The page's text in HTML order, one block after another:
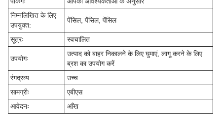
निम्नलिखित के लिए
उपयुक्त:
पेंसिल, पेंसिल, पेंसिल
सूत्रः स्वचालित
उपयोगः
उत्पाद को बाहर निकालने के लिए घुमाएं, लागू करने के लिए
ब्रश का उपयोग करें
रंगद्रव्य
उच्च
सामग्रीः
एबीएस
आवेदनः
आँख